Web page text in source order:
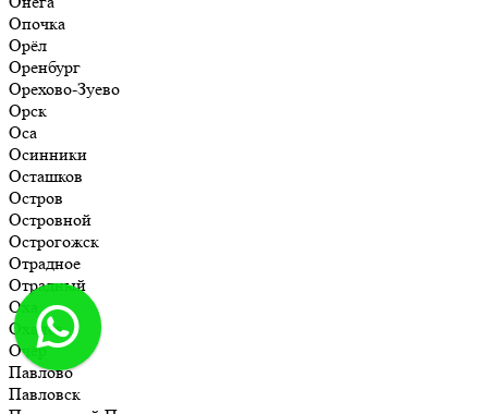
Опочка
Орёл
Оренбург
Орехово-Зуево
Орск
Оса
Осинники
Осташков
Остров
Островной
Острогожск
Отрадное
Отрадный
Оха
Оханск
Очёр
Павлово
Павловск